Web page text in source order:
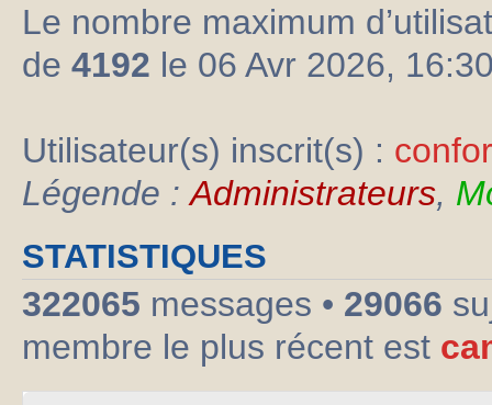
Le nombre maximum
de 4192 le 06 Avr 2026,
Utilisateur(s) inscrit(s) :
Légende :Administrateurs,
STATISTIQUES
322065 messages • 29066
membre le plus récent est